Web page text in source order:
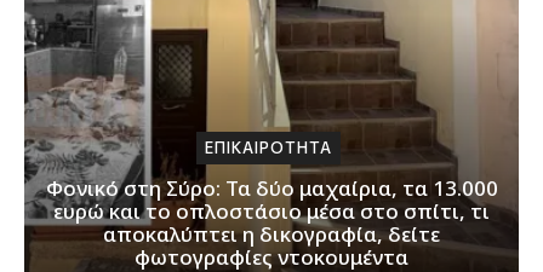
ΕΠΙΚΑΙΡΟΤΗΤΑ
Φονικό στη Σύρο: Τα δύο μαχαίρια, τα 13.000
ευρώ και το οπλοστάσιο μέσα στο σπίτι, τι
αποκαλύπτει η δικογραφία, δείτε
φωτογραφίες ντοκουμέντα